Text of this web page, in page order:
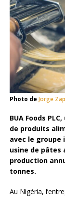
Photo de Jorge
BUA Foods
de produits
avec le groupe
usine de pâtes
production
tonnes.
Au Nigéria,